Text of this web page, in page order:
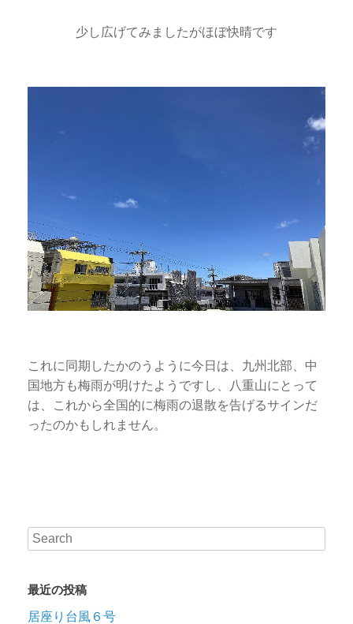
少し広げてみましたがほぼ快晴です
これに同期したかのうように今日は、九州北部、中
国地方も梅雨が明けたようですし、八重山にとって
は、これから全国的に梅雨の退散を告げるサインだ
ったのかもしれません。
最近の投稿
居座り台風６号